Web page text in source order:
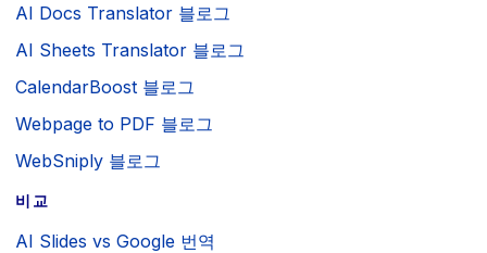
AI Docs Translator 블로그
AI Sheets Translator 블로그
CalendarBoost 블로그
Webpage to PDF 블로그
WebSniply 블로그
비교
AI Slides vs Google 번역